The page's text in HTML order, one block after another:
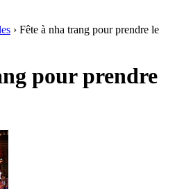
› Fête à nha trang pour prendre le
pour prendre